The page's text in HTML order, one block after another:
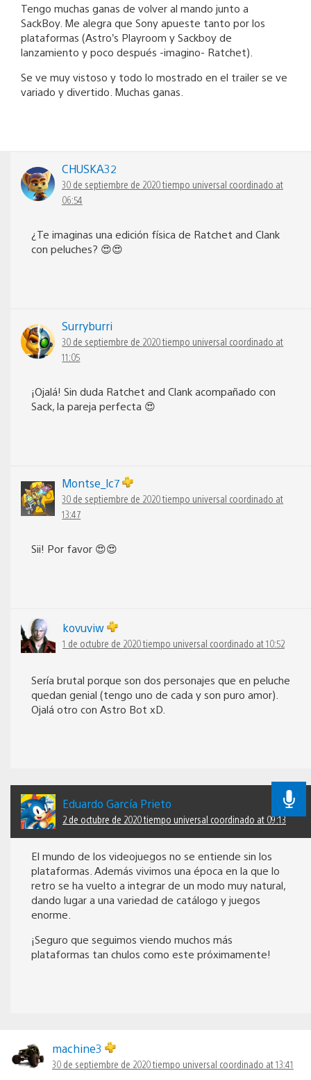
Tengo muchas ganas de volver al mando junto a
SackBoy. Me alegra que Sony apueste tanto por los
plataformas (Astro’s Playroom y Sackboy de
lanzamiento y poco después -imagino- Ratchet).
Se ve muy vistoso y todo lo mostrado en el trailer se ve
variado y divertido. Muchas ganas.
CHUSKA32
30 de septiembre de 2020 tiempo universal coordinado at
06:54
¿Te imaginas una edición física de Ratchet and Clank
con peluches? 😍😍
Surryburri
30 de septiembre de 2020 tiempo universal coordinado at
11:05
¡Ojalá! Sin duda Ratchet and Clank acompañado con
Sack, la pareja perfecta 😍
Montse_lc7
30 de septiembre de 2020 tiempo universal coordinado at
13:47
Sii! Por favor 😍😍
kovuviw
1 de octubre de 2020 tiempo universal coordinado at 10:52
Sería brutal porque son dos personajes que en peluche
quedan genial (tengo uno de cada y son puro amor).
Ojalá otro con Astro Bot xD.
Eduardo García Prieto
2 de octubre de 2020 tiempo universal coordinado at 09:13
El mundo de los videojuegos no se entiende sin los
plataformas. Además vivimos una época en la que lo
retro se ha vuelto a integrar de un modo muy natural,
dando lugar a una variedad de catálogo y juegos
enorme.
¡Seguro que seguimos viendo muchos más
plataformas tan chulos como este próximamente!
machine3
30 de septiembre de 2020 tiempo universal coordinado at 13:41